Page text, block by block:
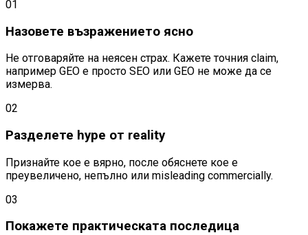
01
Назовете възражението ясно
Не отговаряйте на неясен страх. Кажете точния claim,
например GEO е просто SEO или GEO не може да се
измерва.
02
Разделете hype от reality
Признайте кое е вярно, после обяснете кое е
преувеличено, непълно или misleading commercially.
03
Покажете практическата последица